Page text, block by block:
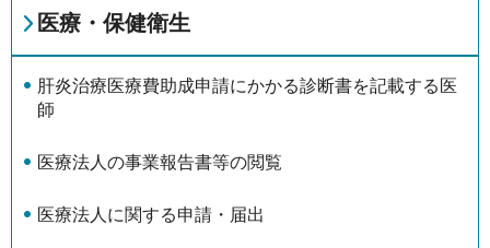
医療・保健衛生
肝炎治療医療費助成申請にかかる診断書を記載する医
師
医療法人の事業報告書等の閲覧
医療法人に関する申請・届出